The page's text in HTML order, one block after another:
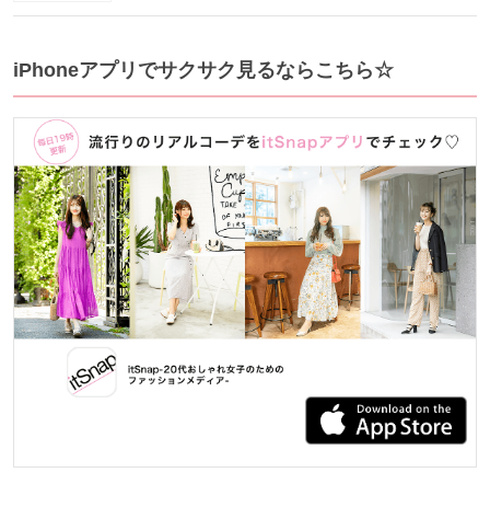
iPhoneアプリでサクサク見るならこちら☆